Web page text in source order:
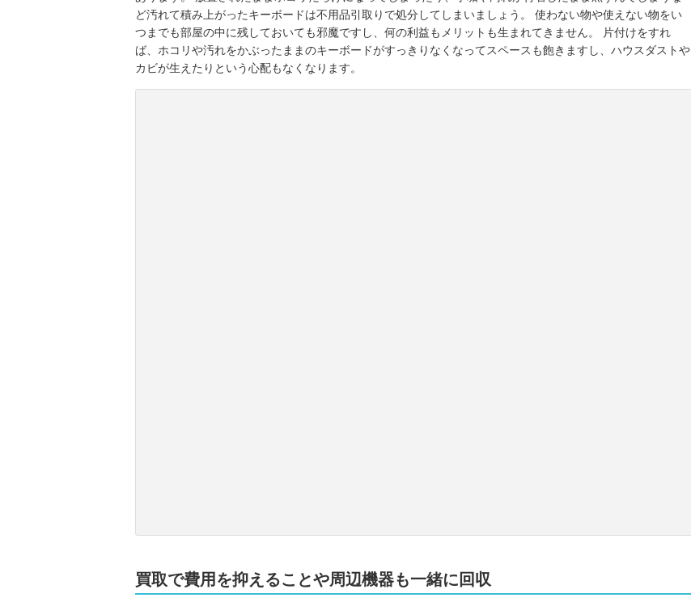
ど汚れて積み上がったキーボードは不用品引取りで処分してしまいましょう。 使わない物や使えない物をい
つまでも部屋の中に残しておいても邪魔ですし、何の利益もメリットも生まれてきません。 片付けをすれ
ば、ホコリや汚れをかぶったままのキーボードがすっきりなくなってスペースも飽きますし、ハウスダストや
カビが生えたりという心配もなくなります。
買取で費用を抑えることや周辺機器も一緒に回収